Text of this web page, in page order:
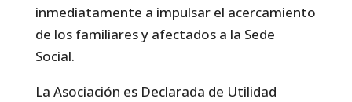
inmediatamente a impulsar el acercamiento
de los familiares y afectados a la Sede
Social.
La Asociación es Declarada de Utilidad